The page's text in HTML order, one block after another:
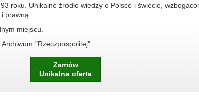
roku. Unikalne źródło wiedzy o Polsce i świecie,
prawną.
miejscu.
"Rzeczpospolitej"
Zamów
Unikalna oferta